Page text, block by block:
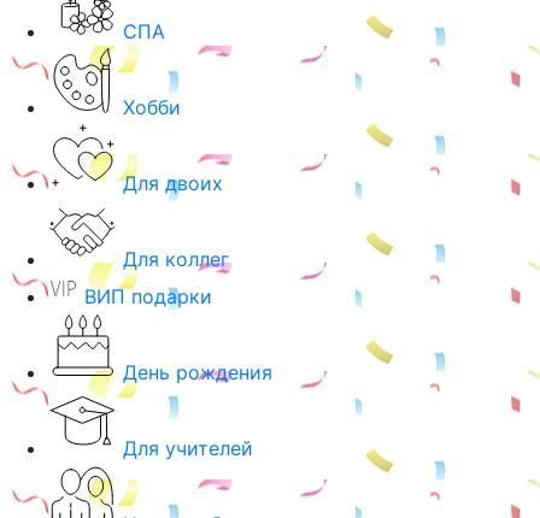
СПА
Хобби
Для двоих
Для коллег
ВИП подарки
День рождения
Для учителей